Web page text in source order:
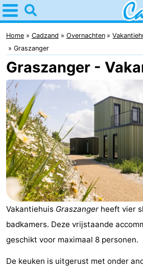
Home
Cadzand
Tips
Voor
kinderen
Overnachten
Appartementen
Campings
Hotels
Vakantiehuizen
Bad
Meersee
-
Beach
-
Home Cadzand Overnachten
Graszanger
Graszanger -
Vakantiehuis Graszanger heeft vier
badkamers. Deze vrijstaande
geschikt voor maximaal 8 personen.
De keuken is uitgerust met onder